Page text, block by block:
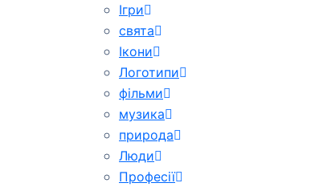
Ігри
свята
Ікони
Логотипи
фільми
музика
природа
Люди
Професії